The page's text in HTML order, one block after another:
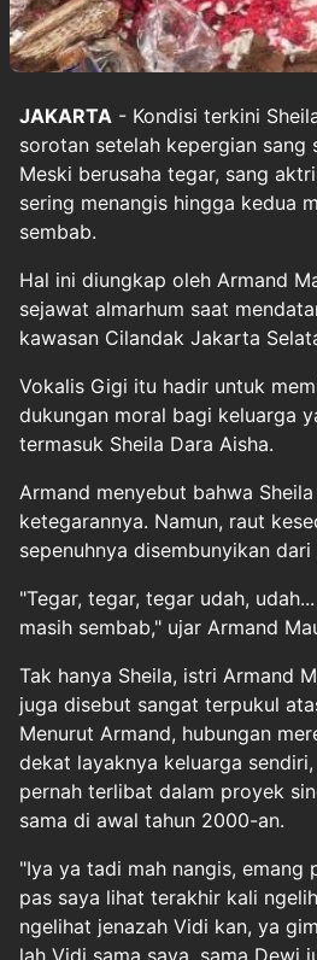
JAKARTA - Kondisi terkini
sorotan setelah kepergian sang
Meski berusaha tegar, sang
sering menangis hingga kedua
sembab.
Hal ini diungkap oleh Armand
sejawat almarhum saat
kawasan Cilandak Jakarta
Vokalis Gigi itu hadir untuk
dukungan moral bagi keluarga
termasuk Sheila Dara Aisha.
Armand menyebut bahwa
ketegarannya. Namun, raut
sepenuhnya disembunyikan
"Tegar, tegar, tegar udah,
masih sembab," ujar Armand
Tak hanya Sheila, istri Armand
juga disebut sangat terpukul
Menurut Armand, hubungan
dekat layaknya keluarga
pernah terlibat dalam proyek
sama di awal tahun 2000-an.
"Iya ya tadi mah nangis, emang
pas saya lihat terakhir kali
ngelihat jenazah Vidi kan, ya
lah Vidi sama saya, sama Dewi